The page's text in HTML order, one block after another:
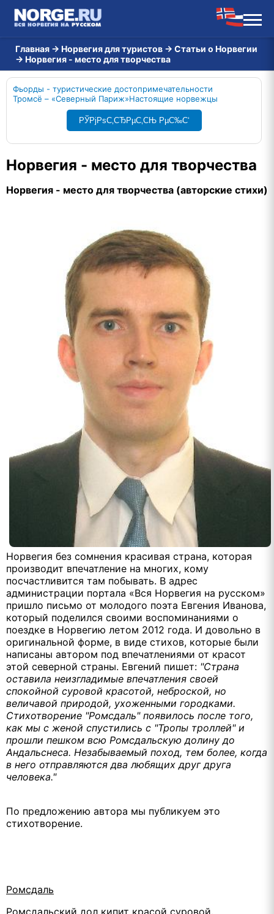
Главная → Норвегия для туристов → Статьи о Норвегии
→ Норвегия - место для творчества
Фьорды - туристические достопримечательности
Тромсё – «Северный Париж»Настоящие норвежцы
РЎРјРѕС‚СЂРµС‚СЊ РµС‰С‘
Норвегия - место для творчества
Норвегия - место для творчества (авторские стихи)
Норвегия без сомнения красивая страна, которая
производит впечатление на многих, кому
посчастливится там побывать. В адрес
администрации портала «Вся Норвегия на русском»
пришло письмо от молодого поэта Евгения Иванова,
который поделился своими воспоминаниями о
поездке в Норвегию летом 2012 года. И довольно в
оригинальной форме, в виде стихов, которые были
написаны автором под впечатлениями от красот
этой северной страны. Евгений пишет: "Страна
оставила неизгладимые впечатления своей
спокойной суровой красотой, неброской, но
величавой природой, ухоженными городками.
Стихотворение "Ромсдаль" появилось после того,
как мы с женой спустились с "Тропы троллей" и
прошли пешком всю Ромсдальскую долину до
Андальснеса. Незабываемый поход, тем более, когда
в него отправляются два любящих друг друга
человека."
По предложению автора мы публикуем это
стихотворение.
Ромсдаль
Ромсдальский дол кипит красой суровой.